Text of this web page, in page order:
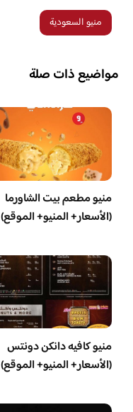
منيو السعودية
مواضيع ذات صلة
منيو مطعم بيت الشاورما
(الأسعار+ المنيو+ الموقع)
منيو كافيه دانكن دونتس
(الأسعار+ المنيو+ الموقع)